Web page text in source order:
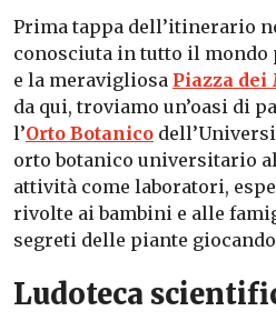
Prima tappa dell’itinerario
conosciuta in tutto il mondo
e la meravigliosa Piazza
da qui, troviamo un’oasi di
l’Orto Botanico
orto botanico universitario
attività come laboratori,
rivolte ai bambini e alle
segreti delle piante
Ludoteca